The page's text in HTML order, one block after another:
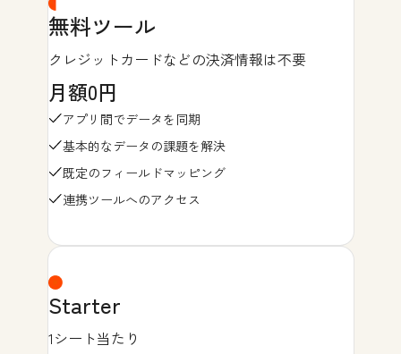
無料ツール
クレジットカードなどの決済情報は不要
月額0円
アプリ間でデータを同期
基本的なデータの課題を解決
既定のフィールドマッピング
連携ツールへのアクセス
Starter
1シート当たり